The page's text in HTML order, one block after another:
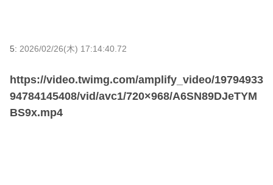
5: 2026/02/26(木) 17:14:40.72
https://video.twimg.com/amplify_video/19794933
94784145408/vid/avc1/720×968/A6SN89DJeTYM
BS9x.mp4